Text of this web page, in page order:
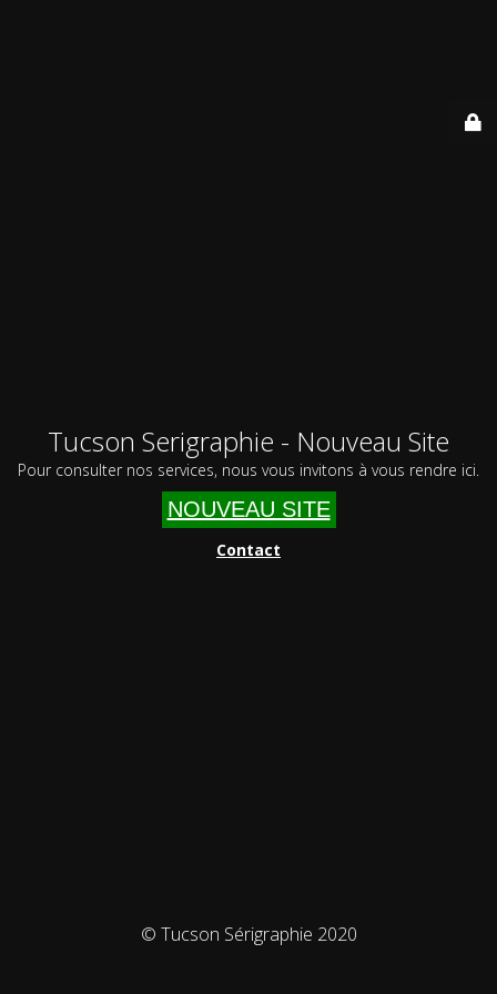
Tucson Serigraphie - Nouveau Site
Pour consulter nos services, nous vous invitons à vous rendre ici.
NOUVEAU SITE
Contact
© Tucson Sérigraphie 2020